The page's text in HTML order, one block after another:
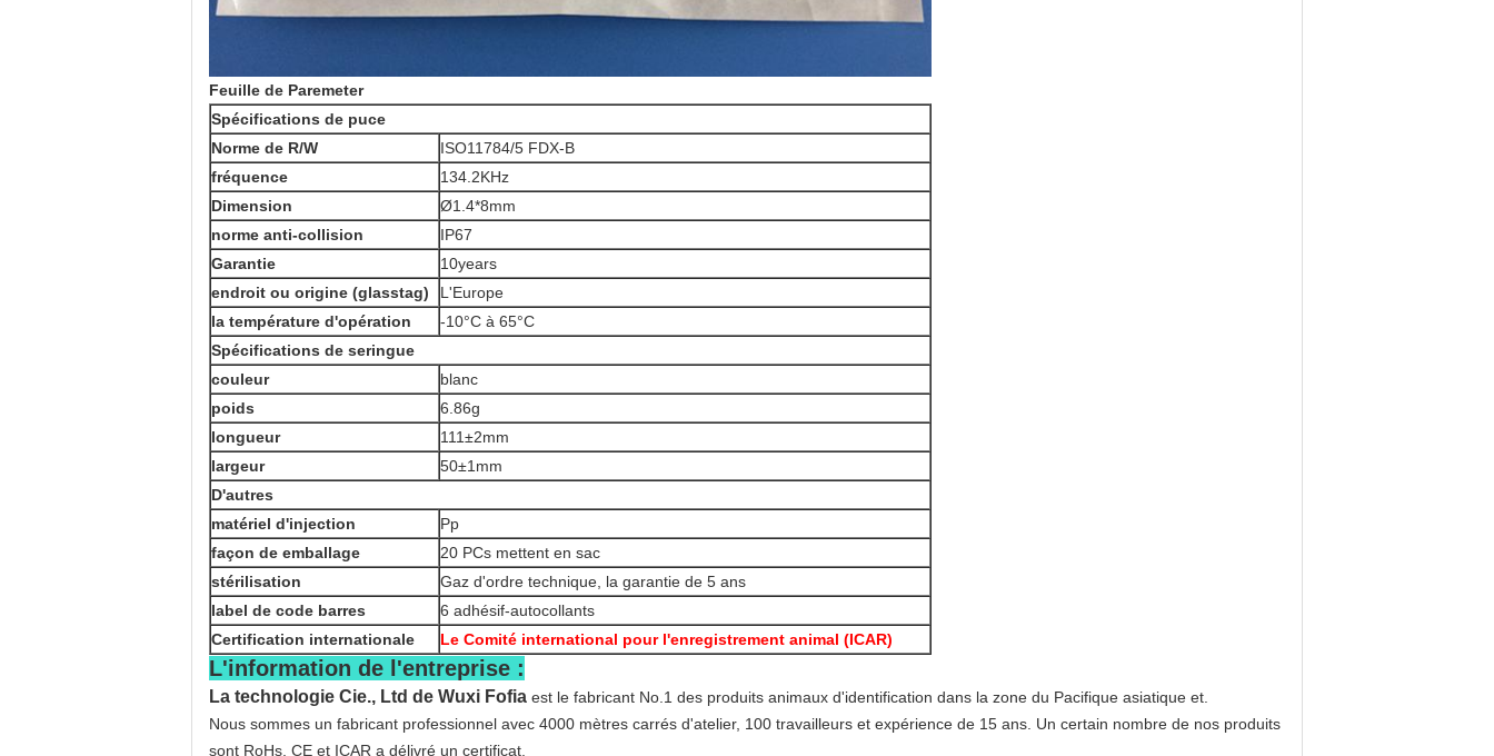
Feuille de Paremeter
Spécifications de puce
Norme de R/W
ISO11784/5 FDX-B
fréquence
134.2KHz
Dimension
Ø1.4*8mm
norme anti-collision
IP67
Garantie
10years
endroit ou origine (glasstag)
L'Europe
la température d'opération
-10°C à 65°C
Spécifications de seringue
couleur
blanc
poids
6.86g
longueur
111±2mm
largeur
50±1mm
D'autres
matériel d'injection
Pp
façon de emballage
20 PCs mettent en sac
stérilisation
Gaz d'ordre technique, la garantie de 5 ans
label de code barres
6 adhésif-autocollants
Certification internationale
Le Comité international pour l'enregistrement animal (ICAR)
L'information de l'entreprise :
La technologie Cie., Ltd de Wuxi Fofia est le fabricant No.1 des produits animaux d'identification dans la zone du Pacifique asiatique et.
Nous sommes un fabricant professionnel avec 4000 mètres carrés d'atelier, 100 travailleurs et expérience de 15 ans. Un certain nombre de nos produits
sont RoHs, CE et ICAR a délivré un certificat.